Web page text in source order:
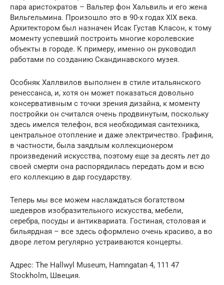
пара аристократов – Вальтер фон Хальвиль и его жена
Вильгельмина. Произошло это в 90-х годах XIX века.
Архитектором был назначен Исак Густав Класон, к тому
моменту успевший построить многие королевские
объекты в городе. К примеру, именно он руководил
работами по созданию Скандинавского музея.
Особняк Халлвилов выполнен в стиле итальянского
ренессанса, и, хотя он может показаться довольно
консервативным с точки зрения дизайна, к моменту
постройки он считался очень продвинутым, поскольку
здесь имелся телефон, вся необходимая сантехника,
центральное отопление и даже электричество. Графиня,
в частности, была заядлым коллекционером
произведений искусства, поэтому еще за десять лет до
своей смерти она распорядилась передать дом и всю
его коллекцию в дар государству.
Теперь мы все можем наслаждаться богатством
шедевров изобразительного искусства, мебели,
серебра, посуды и антиквариата. Гостиная, столовая и
бильярдная – все здесь оформлено очень красиво, а во
дворе летом регулярно устраиваются концерты.
Адрес: The Hallwyl Museum, Hamngatan 4, 111 47
Stockholm, Швеция.